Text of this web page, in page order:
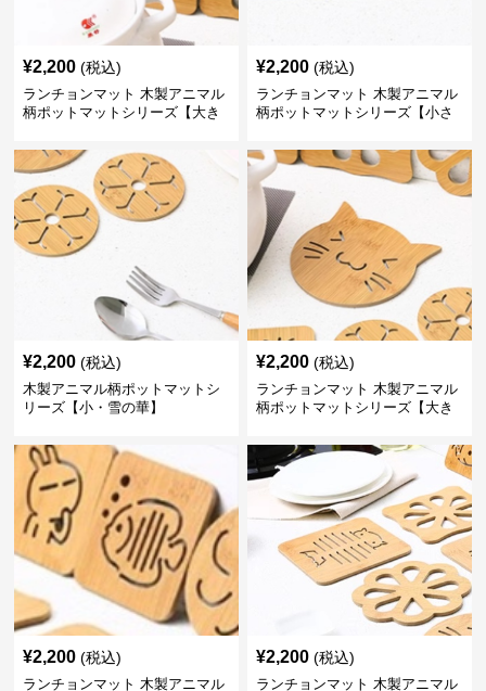
¥2,200 (税込)
ランチョンマット 木製アニマル
柄ポットマットシリーズ【大き
¥2,200 (税込)
ランチョンマット 木製アニマル
柄ポットマットシリーズ【小さ
¥2,200 (税込)
木製アニマル柄ポットマットシ
リーズ【小・雪の華】
¥2,200 (税込)
ランチョンマット 木製アニマル
柄ポットマットシリーズ【大き
¥2,200 (税込)
ランチョンマット 木製アニマル
¥2,200 (税込)
ランチョンマット 木製アニマル